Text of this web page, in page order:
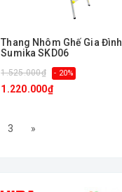
Thang Nhôm Ghế Gia Đình
Sumika SKD06
1.525.000₫ - 20%
1.220.000₫
3 »